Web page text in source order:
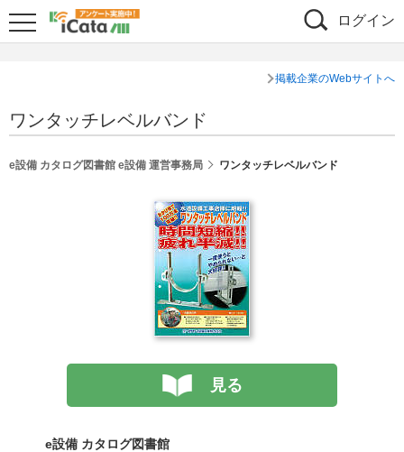
ログイン
掲載企業のWebサイトへ
ワンタッチレベルバンド
e設備 カタログ図書館 e設備 運営事務局 ワンタッチレベルバンド
見る
e設備 カタログ図書館